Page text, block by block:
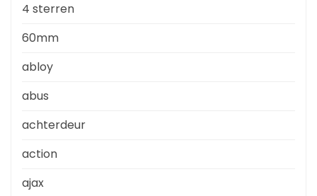
4 sterren
60mm
abloy
abus
achterdeur
action
ajax